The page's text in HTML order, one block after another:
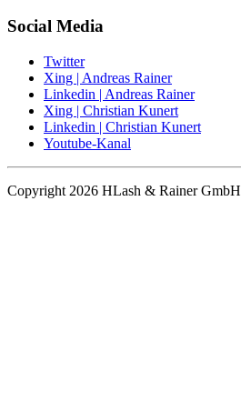
Social Media
Twitter
Xing | Andreas Rainer
Linkedin | Andreas Rainer
Xing | Christian Kunert
Linkedin | Christian Kunert
Youtube-Kanal
Copyright 2026 HLash & Rainer GmbH